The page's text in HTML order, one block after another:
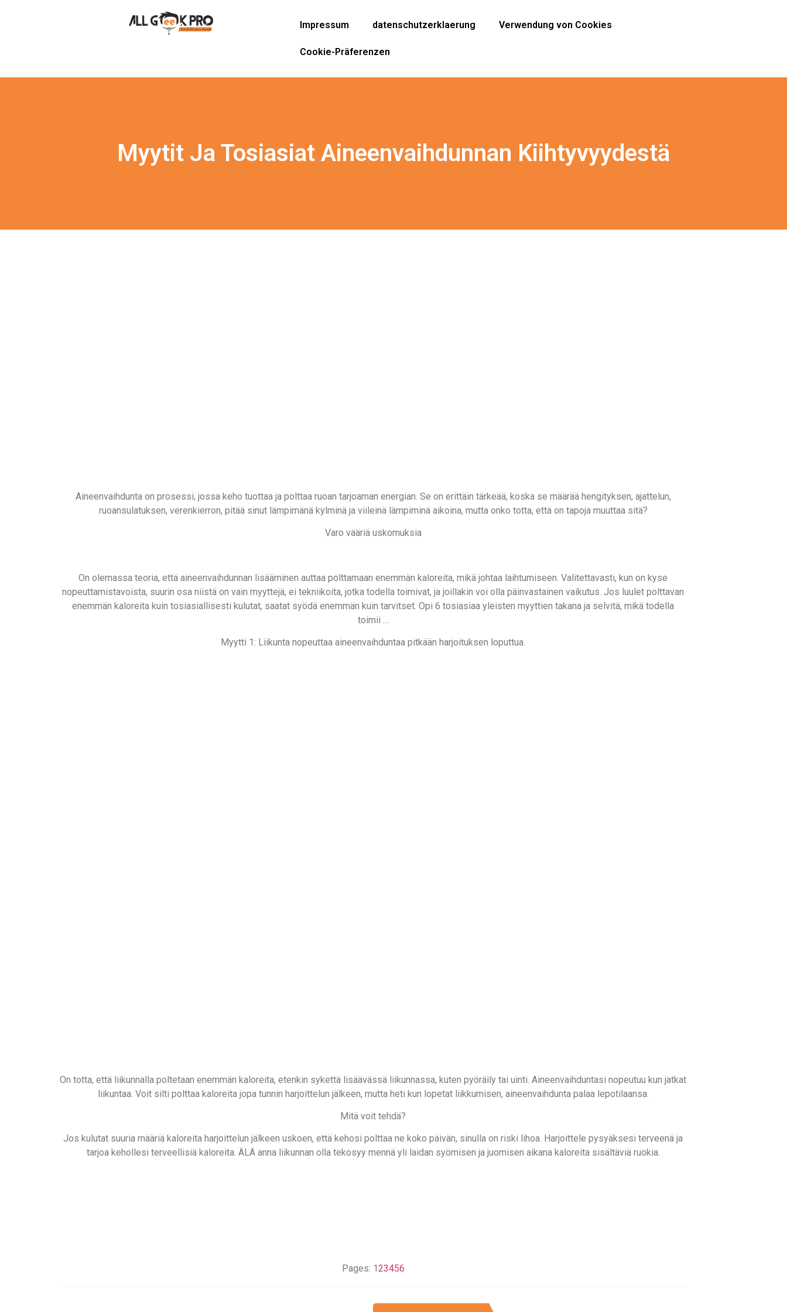
Impressum datenschutzerklaerung Verwendung von Cookies
Cookie-Präferenzen
Myytit Ja Tosiasiat Aineenvaihdunnan Kiihtyvyydestä
Aineenvaihdunta on prosessi, jossa keho tuottaa ja polttaa ruoan tarjoaman energian. Se on erittäin tärkeää, koska se määrää hengityksen, ajattelun,
ruoansulatuksen, verenkierron, pitää sinut lämpimänä kylminä ja viileinä lämpiminä aikoina, mutta onko totta, että on tapoja muuttaa sitä?
Varo vääriä uskomuksia
On olemassa teoria, että aineenvaihdunnan lisääminen auttaa polttamaan enemmän kaloreita, mikä johtaa laihtumiseen. Valitettavasti, kun on kyse
nopeuttamistavoista, suurin osa niistä on vain myyttejä, ei tekniikoita, jotka todella toimivat, ja joillakin voi olla päinvastainen vaikutus. Jos luulet polttavan
enemmän kaloreita kuin tosiasiallisesti kulutat, saatat syödä enemmän kuin tarvitset. Opi 6 tosiasiaa yleisten myyttien takana ja selvitä, mikä todella
toimii …
Myytti 1: Liikunta nopeuttaa aineenvaihduntaa pitkään harjoituksen loputtua.
On totta, että liikunnalla poltetaan enemmän kaloreita, etenkin sykettä lisäävässä liikunnassa, kuten pyöräily tai uinti. Aineenvaihduntasi nopeutuu kun jatkat
liikuntaa. Voit silti polttaa kaloreita jopa tunnin harjoittelun jälkeen, mutta heti kun lopetat liikkumisen, aineenvaihdunta palaa lepotilaansa.
Mitä voit tehdä?
Jos kulutat suuria määriä kaloreita harjoittelun jälkeen uskoen, että kehosi polttaa ne koko päivän, sinulla on riski lihoa. Harjoittele pysyäksesi terveenä ja
tarjoa kehollesi terveellisiä kaloreita. ÄLÄ anna liikunnan olla tekosyy mennä yli laidan syömisen ja juomisen aikana kaloreita sisältäviä ruokia.
Pages: 123456